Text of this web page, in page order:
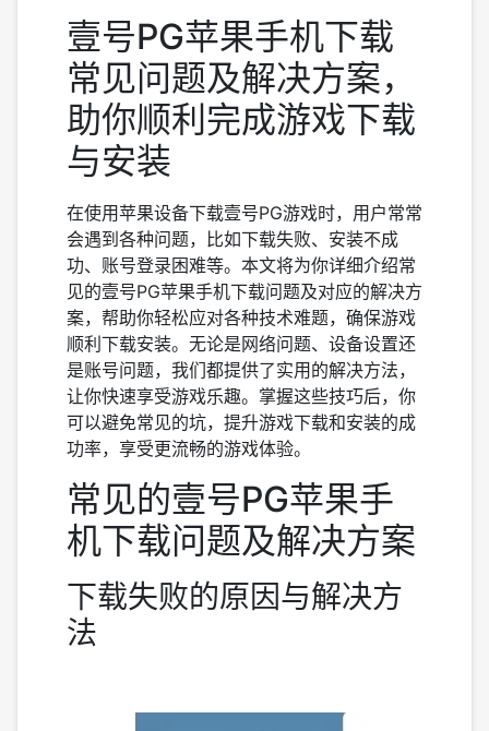
壹号PG苹果手机下载
常见问题及解决方案，
助你顺利完成游戏下载
与安装
在使用苹果设备下载壹号PG游戏时，用户常常
会遇到各种问题，比如下载失败、安装不成
功、账号登录困难等。本文将为你详细介绍常
见的壹号PG苹果手机下载问题及对应的解决方
案，帮助你轻松应对各种技术难题，确保游戏
顺利下载安装。无论是网络问题、设备设置还
是账号问题，我们都提供了实用的解决方法，
让你快速享受游戏乐趣。掌握这些技巧后，你
可以避免常见的坑，提升游戏下载和安装的成
功率，享受更流畅的游戏体验。
常见的壹号PG苹果手
机下载问题及解决方案
下载失败的原因与解决方
法